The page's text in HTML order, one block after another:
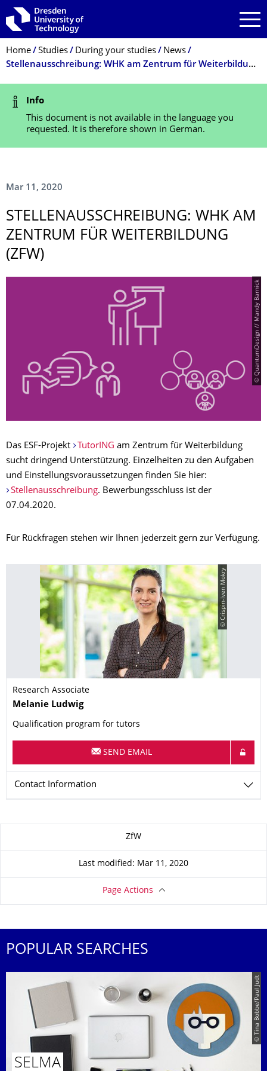
Skip to main navigation
Skip to search
Skip to content
Breadcrumb Menu
Home Studies During your studies
News
Stellenausschreibung: WHK am Zentrum für Weiterbildung (ZfW)
Status Message
Info
This document is not available in the language you
requested. It is therefore shown in German.
Mar 11, 2020
STELLENAUSS­CHREIBUNG: WHK AM
ZENTRUM FÜR WEITERBILDUNG
(ZFW)
© QuantumDesign // Mandy Barnick
Das ESF-Projekt TutorING am Zentrum für Weiterbildung
sucht dringend Unterstützung. Einzelheiten zu den Aufgaben
und Einstellungsvoraussetzungen finden Sie hier:
Stellenausschreibung. Bewerbungsschluss ist der
07.04.2020.
Für Rückfragen stehen wir Ihnen jederzeit gern zur Verfügung.
© Crispin-Iven Mokry
Research Associate
Name
Melanie Ludwig
Qualification program for tutors
SEND EMAIL
Contact Information
ZfW
Last modified: Mar 11, 2020
Page Actions
POPULAR SEARCHES
© Tina Bobbe/Paul Judt
SELMA